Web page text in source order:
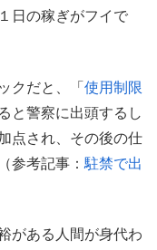
日の稼ぎがフイで
クだと、「 使用制限
と警察に出頭するし
点され、その後の仕
参考記事： 駐禁で出
がある人間が身代わ